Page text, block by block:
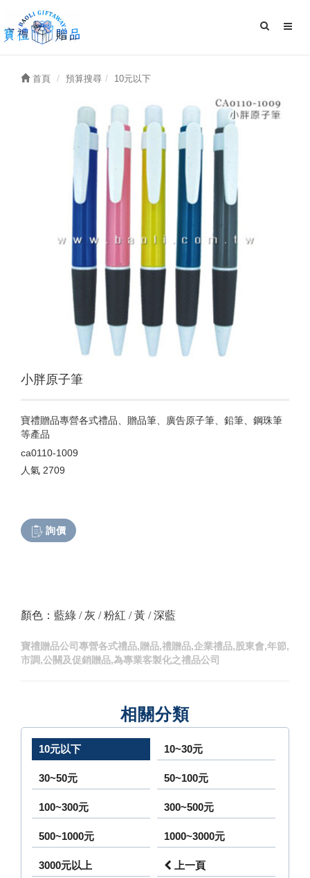
首頁 預算搜尋 10元以下
小胖原子筆
寶禮贈品專營各式禮品、贈品筆、廣告原子筆、鉛筆、鋼珠筆
等產品
ca0110-1009
人氣 2709
詢價
顏色：藍綠 / 灰 / 粉紅 / 黃 / 深藍
寶禮贈品公司專營各式禮品,贈品,禮贈品,企業禮品,股東會,年節,
市調,公關及促銷贈品,為專業客製化之禮品公司
相關分類
10元以下 10~30元
30~50元 50~100元
100~300元 300~500元
500~1000元 1000~3000元
3000元以上 上一頁